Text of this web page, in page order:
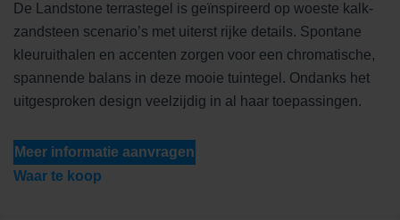
De Landstone terrastegel is geïnspireerd op woeste kalk-
zandsteen scenario’s met uiterst rijke details. Spontane
kleuruithalen en accenten zorgen voor een chromatische,
spannende balans in deze mooie tuintegel. Ondanks het
uitgesproken design veelzijdig in al haar toepassingen.
Meer informatie aanvragen
Waar te koop